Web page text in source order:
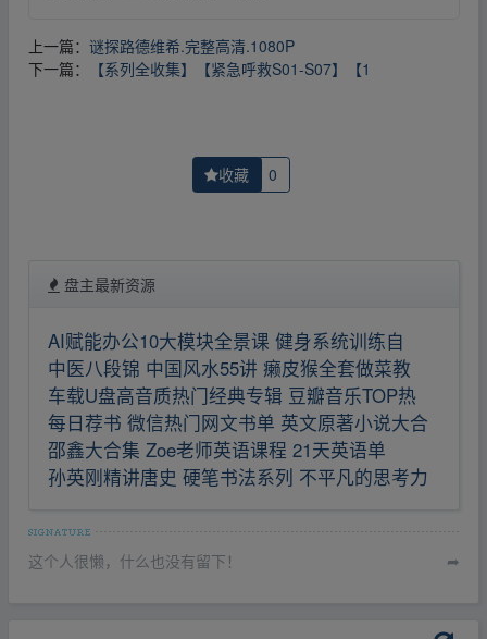
上一篇： 谜探路德维希.完整高清.1080P
下一篇：
【系列全收集】【紧急呼救S01-S07】【1
收藏 0
盘主最新资源
AI赋能办公10大模块全景课 健身系统训练自
中医八段锦 中国风水55讲 癞皮猴全套做菜教
车载U盘高音质热门经典专辑 豆瓣音乐TOP热
每日荐书 微信热门网文书单 英文原著小说大合
邵鑫大合集 Zoe老师英语课程 21天英语单
孙英刚精讲唐史 硬笔书法系列 不平凡的思考力
这个人很懒，什么也没有留下！ ➦